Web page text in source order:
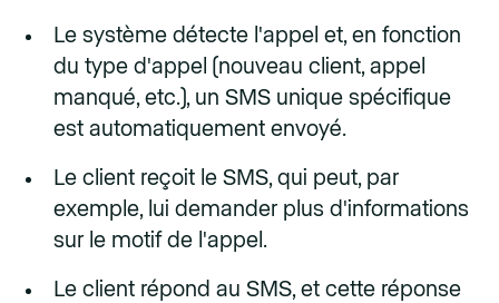
Le système détecte l'appel et, en fonction
du type d'appel (nouveau client, appel
manqué, etc.), un SMS unique spécifique
est automatiquement envoyé.
Le client reçoit le SMS, qui peut, par
exemple, lui demander plus d'informations
sur le motif de l'appel.
Le client répond au SMS, et cette réponse